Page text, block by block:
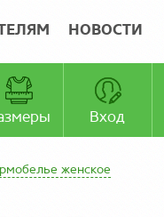
НОВОСТИ
Вход
женское